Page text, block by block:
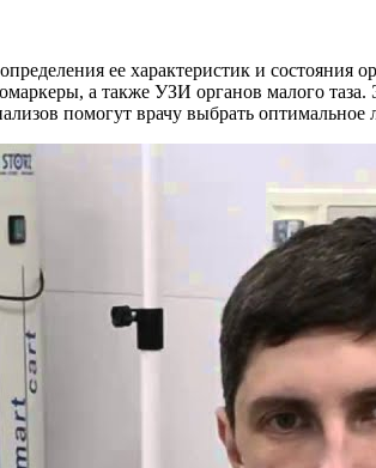
ее характеристик и состояния
а также УЗИ органов малого
помогут врачу выбрать оптимальное